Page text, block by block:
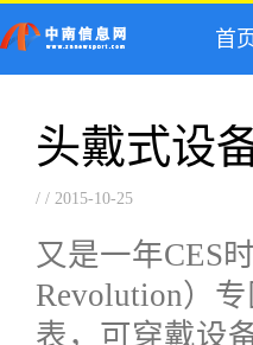
首
头戴式设
/ / 2015-10-25
又是一年CES
Revolution）
表，可穿戴设